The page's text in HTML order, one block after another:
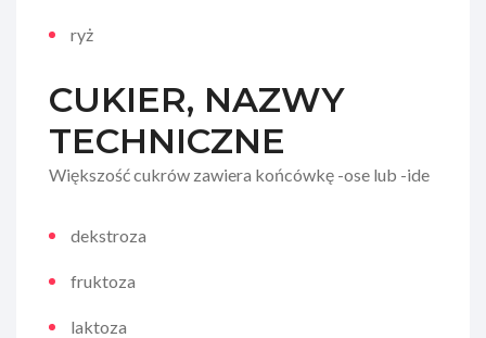
ryż
CUKIER, NAZWY
TECHNICZNE
Większość cukrów zawiera końcówkę -ose lub -ide
dekstroza
fruktoza
laktoza